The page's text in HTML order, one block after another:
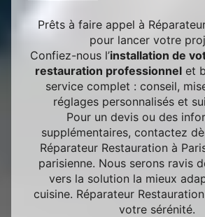
Prêts à faire appel à
pour lancer votre
Confiez-nous l’installation de
restauration professionnel et
service complet : conseil,
réglages personnalisés et
Pour un devis ou des
supplémentaires, contactez
Réparateur Restauration à
parisienne. Nous serons ravis
vers la solution la mieux
cuisine. Réparateur
votre sérénité.